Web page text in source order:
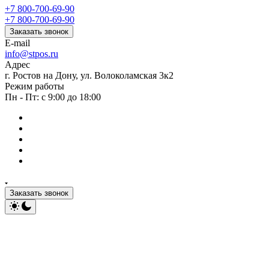
+7 800-700-69-90
+7 800-700-69-90
Заказать звонок
E-mail
info@stpos.ru
Адрес
г. Ростов на Дону, ул. Волоколамская 3к2
Режим работы
Пн - Пт: с 9:00 до 18:00
Заказать звонок